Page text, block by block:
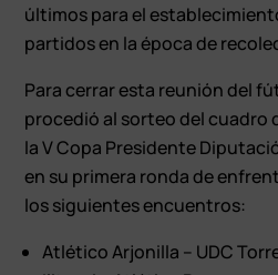
últimos para el
partidos en la época de
Para cerrar esta reunión del
procedió al sorteo del cuadro
la V Copa Presidente
en su primera ronda de
los siguientes encuentros:
Atlético Arjonilla – UDC